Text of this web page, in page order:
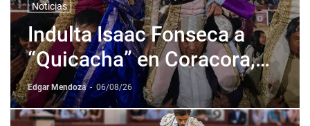
Noticias
Indulta Isaac Fonseca a
“Quicacha” en Coracora,
Perú
Edgar Mendoza - 06/08/26